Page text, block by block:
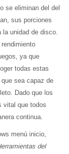
se eliminan del del
sus porciones
la unidad de disco.
ya que
todas estas
sea capaz de
Dado que los
vital que todos
continua.
menú inicio,
del